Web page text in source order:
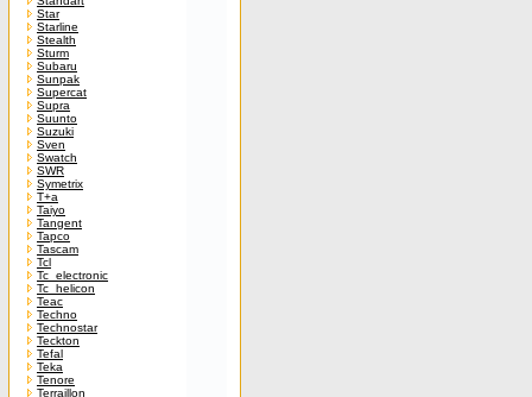
Star
Starline
Stealth
Sturm
Subaru
Sunpak
Supercat
Supra
Suunto
Suzuki
Sven
Swatch
SWR
Symetrix
T+a
Taiyo
Tangent
Tapco
Tascam
Tcl
Tc_electronic
Tc_helicon
Teac
Techno
Technostar
Teckton
Tefal
Teka
Tenore
Terraillon